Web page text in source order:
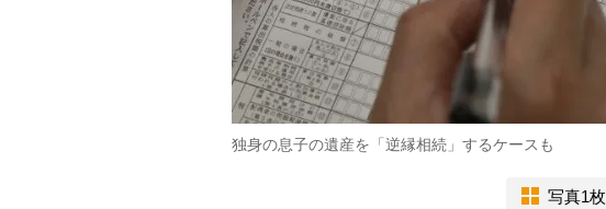
独身の息子の遺産を「逆縁相続」するケースも
写真1枚